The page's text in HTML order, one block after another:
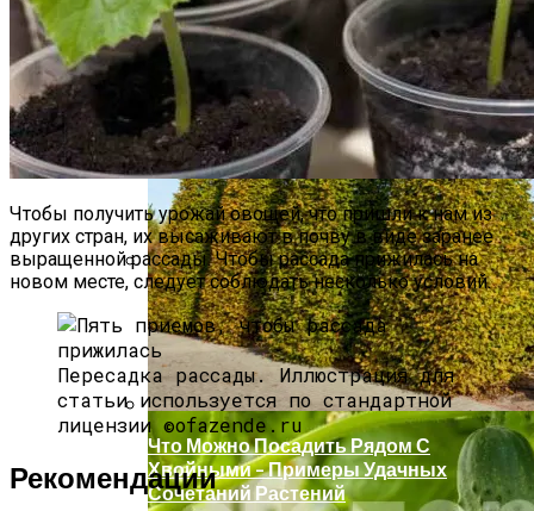
Секреты Позднего Посева Огурцов
Что Можно Посадить Рядом С
Хвойными – Примеры Удачных
Сочетаний Растений
Чтобы получить урожай овощей, что пришли к нам из
других стран, их высаживают в почву в виде заранее
выращенной рассады. Чтобы рассада прижилась на
новом месте, следует соблюдать несколько условий.
Пересадка рассады. Иллюстрация для
статьи используется по стандартной
лицензии ©ofazende.ru
Рекомендации